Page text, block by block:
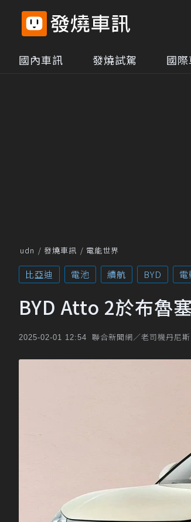
國內車訊 發燒試駕 國
udn 發燒車訊 電能世界
比亞迪 電池 續航 BYD 電
BYD Atto 2於布魯
2025-02-01 12:54 聯合新聞網／老司機丹尼斯